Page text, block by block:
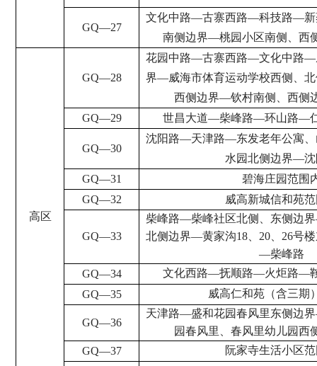
GQ—27
文化中路—古寨西路—科技路—
南侧边界—桃园小区南侧 西
高区
GQ—28
花园中路—古寨西路—文化中路—
界—威海市体育运动学校西侧、
西侧边界—钦村南侧、西侧
GQ—29 世昌大道—柴峰路—环山路—
GQ—30
沈阳路—天津路—东发老年公寓
水园北侧边界—
GQ—31
碧海庄园范围
GQ—32 威高新城信和苑
GQ—33
柴峰路—柴峰社区北侧、东侧边界
北侧边界—黄家沟18、 20、 26号
—柴峰路
GQ—34 文化西路—抚顺路—火炬路—
GQ—35 威高仁和苑（含三期
GQ—36
天津路—盛和花园春风里东侧边界
园春风里、春风里幼儿园西
GQ—37
阮家寺生活小区